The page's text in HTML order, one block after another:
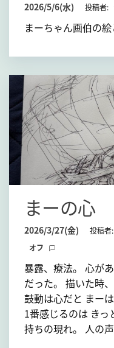
2026/5/6(水) 投稿者:
まーちゃん画伯の
まーの心
2026/3/27(金) 投稿者:
オフ
暴露、療法。 心が
だった。 描いた時
鼓動は心だと まー
1番感じるのは きっ
持ちの現れ。 人の